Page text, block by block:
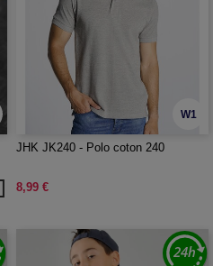
W1
JHK JK240 - Polo coton 240
8,99 €